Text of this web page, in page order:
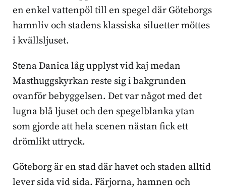
en enkel vattenpöl till en spegel där Göteborgs
hamnliv och stadens klassiska siluetter möttes
i kvällsljuset.
Stena Danica låg upplyst vid kaj medan
Masthuggskyrkan reste sig i bakgrunden
ovanför bebyggelsen. Det var något med det
lugna blå ljuset och den spegelblanka ytan
som gjorde att hela scenen nästan fick ett
drömlikt uttryck.
Göteborg är en stad där havet och staden alltid
lever sida vid sida. Färjorna, hamnen och